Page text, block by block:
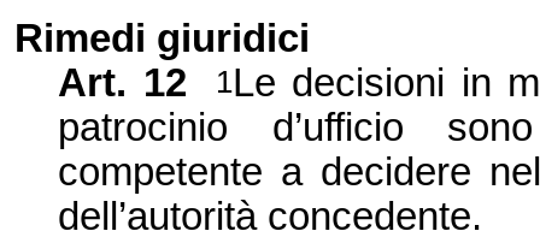
Rimedi giuridici
Art. 12
1Le decisioni in
patrocinio d’ufficio
competente a decidere
dell’autorità concedente.